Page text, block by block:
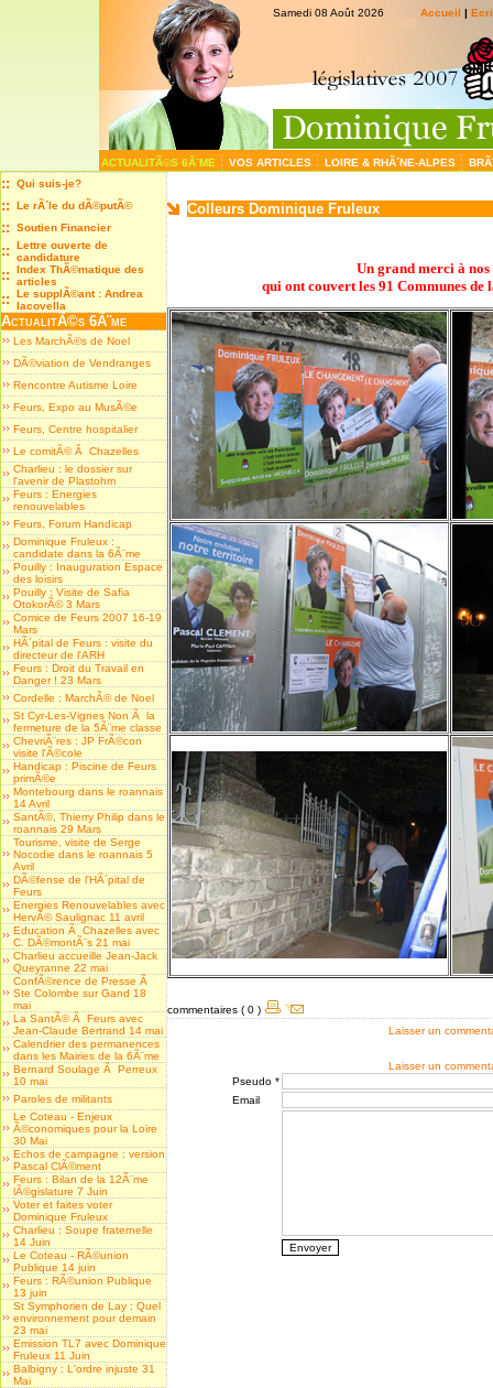
Samedi 08 Août 2026 Accueil |
ACTUALITÃ©S 6Ã¨ME VOS ARTICLES LOIRE & RHÃ´NE-ALPES
:: Qui suis-je?
:: Le rÃ´le du dÃ©putÃ©
:: Soutien Financier
::
Lettre ouverte de
candidature
::
Index ThÃ©matique des
articles
::
Le supplÃ©ant : Andrea
Iacovella
ActualitÃ©s 6Ã¨me
Les MarchÃ©s de Noel
DÃ©viation de Vendranges
Rencontre Autisme Loire
Feurs, Expo au MusÃ©e
Feurs, Centre hospitalier
Le comitÃ© Ã Chazelles
Charlieu : le dossier sur
l'avenir de Plastohm
Feurs : Energies
renouvelables
Feurs, Forum Handicap
Dominique Fruleux :
candidate dans la 6Ã¨me
Pouilly : Inauguration Espace
des loisirs
Pouilly : Visite de Safia
OtokorÃ© 3 Mars
Comice de Feurs 2007 16-19
Mars
HÃ´pital de Feurs : visite du
directeur de l'ARH
Feurs : Droit du Travail en
Danger ! 23 Mars
Cordelle : MarchÃ© de Noel
St Cyr-Les-Vignes Non Ã la
fermeture de la 5Ã¨me classe
ChevriÃ¨res : JP FrÃ©con
visite l'Ã©cole
Handicap : Piscine de Feurs
primÃ©e
Montebourg dans le roannais
14 Avril
SantÃ©, Thierry Philip dans le
roannais 29 Mars
Tourisme, visite de Serge
Nocodie dans le roannais 5
Avril
DÃ©fense de l'HÃ´pital de
Feurs
Energies Renouvelables avec
HervÃ© Saulignac 11 avril
Education Ã Chazelles avec
C. DÃ©montÃ¨s 21 mai
Charlieu accueille Jean-Jack
Queyranne 22 mai
ConfÃ©rence de Presse Ã
Ste Colombe sur Gand 18
mai
La SantÃ© Ã Feurs avec
Jean-Claude Bertrand 14 mai
Calendrier des permanences
dans les Mairies de la 6Ã¨me
Bernard Soulage Ã Perreux
10 mai
Paroles de militants
Le Coteau - Enjeux
Ã©conomiques pour la Loire
30 Mai
Echos de campagne : version
Pascal ClÃ©ment
Feurs : Bilan de la 12Ã¨me
lÃ©gislature 7 Juin
Voter et faites voter
Dominique Fruleux
Charlieu : Soupe fraternelle
14 Juin
Le Coteau - RÃ©union
Publique 14 juin
Feurs : RÃ©union Publique
13 juin
St Symphorien de Lay : Quel
environnement pour demain
23 mai
Emission TL7 avec Dominique
Fruleux 11 Juin
Balbigny : L'ordre injuste 31
Mai
Colleurs Dominique Fruleux
Un grand merci à
qui ont couvert les 91 Communes
commentaires ( 0 )
Laisser un
Laisser un
Pseudo *
Email